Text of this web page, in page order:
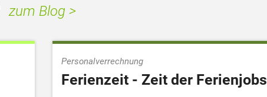
zum Blog >
Personalverrechnung
Ferienzeit - Zeit der Ferienjobs